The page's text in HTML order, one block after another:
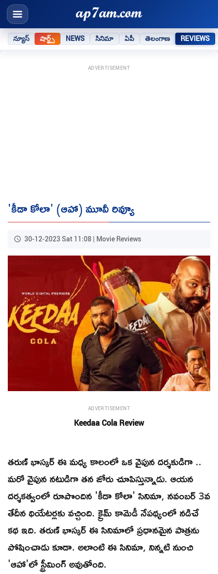
న్యూస్ షార్ట్స్ NEWS సినిమా ఏపీ తెలంగాణ REVIEWS
ADVERTISEMENT
'కీడా కోలా' (ఆహా) మూవీ రివ్యూ
30-12-2023 Sat 11:08 | Movie Reviews
ADVERTISEMENT
Keedaa Cola Review
తరుణ్ భాస్కర్ ఈ మధ్య కాలంలో ఒక వైపున దర్శకుడిగా ..
మరో వైపున నటుడిగా తన జోరు చూపిస్తున్నాడు. ఆయన
దర్శకత్వంలో రూపొందిన 'కీడా కోలా' సినిమా, నవంబర్ 3వ
తేదీన థియేటర్లకు వచ్చింది. క్రైమ్ కామెడీ నేపథ్యంలో నడిచే
కథ ఇది. తరుణ్ భాస్కర్ ఈ సినిమాలో ప్రధానమైన పాత్రను
పోషించాడు కూడా. అలాంటి ఈ సినిమా, నిన్నటి నుంచి
'ఆహా'లో స్ట్రీమింగ్ అవుతోంది.